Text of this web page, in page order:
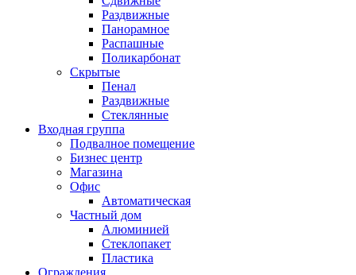
Раздвижные
Панорамное
Распашные
Поликарбонат
Скрытые
Пенал
Раздвижные
Стеклянные
Входная группа
Подвалное помещение
Бизнес центр
Магазина
Офис
Автоматическая
Частный дом
Алюминией
Стеклопакет
Пластика
Ограждения